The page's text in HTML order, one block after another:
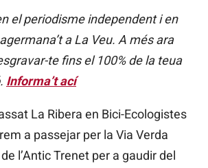
el periodisme independent i en
a La Veu. A més ara
te fins el 100% de la teua
Informa’t ací
La Ribera en Bici-Ecologistes
a passejar per la Via Verda
l’Antic Trenet per a gaudir del